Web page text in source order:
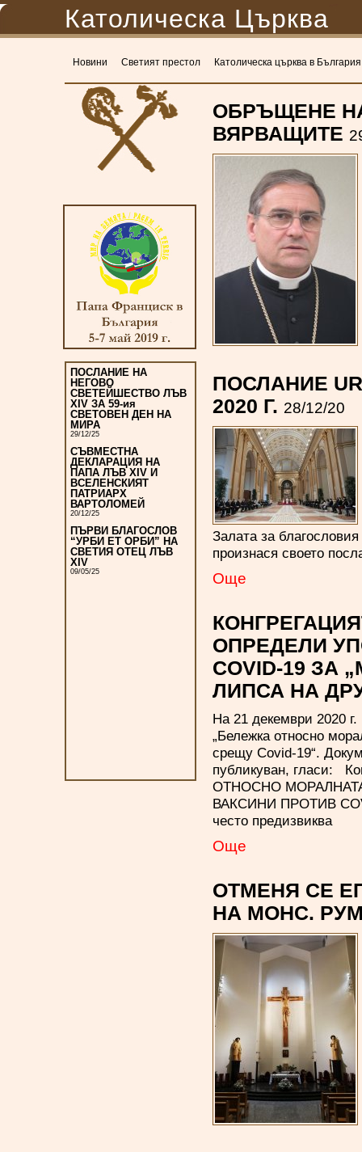
Католическа Църква
Новини Светият престол Католическа църква в България
ПОСЛАНИЕ НА
НЕГОВО
СВЕТЕЙШЕСТВО ЛЪВ
XIV ЗА 59-ия
СВЕТОВЕН ДЕН НА
МИРА
29/12/25
СЪВМЕСТНА
ДЕКЛАРАЦИЯ НА
ПАПА ЛЪВ XIV И
ВСЕЛЕНСКИЯТ
ПАТРИАРХ
ВАРТОЛОМЕЙ
20/12/25
ПЪРВИ БЛАГОСЛОВ
“УРБИ ЕТ ОРБИ” НА
СВЕТИЯ ОТЕЦ ЛЪВ
XIV
09/05/25
ОБРЪЩЕНЕ
ВЯРВАЩИТЕ
ПОСЛАНИЕ
2020 Г. 28/12/20
Залата за
произнася своето
Oще
ОПРЕДЕЛИ
COVID-19
ЛИПСА НА
На 21 декември 2020 г.
„Бележка относно
срещу Covid-19“.
публикуван, гласи:
ОТНОСНО
ВАКСИНИ ПРОТИВ
често предизвиква
Oще
ОТМЕНЯ СЕ
НА МОНС.